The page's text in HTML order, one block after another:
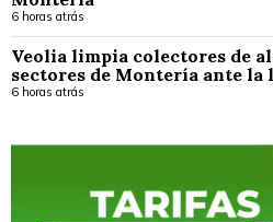
6 horas atrás
Veolia limpia colectores de
sectores de Montería ante la
6 horas atrás